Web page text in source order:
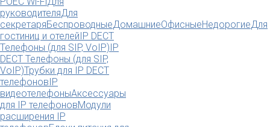
руководителяДля
секретаряБеспроводныеДомашниеОфисныеНедорогиеДля
гостиниц и отелейIP DECT
Телефоны (для SIP, VoIP)IP
DECT Телефоны (для SIP,
VoIP)Трубки для IP DECT
телефоновIP
видеотелефоныАксессуары
для IP телефоновМодули
расширения IP